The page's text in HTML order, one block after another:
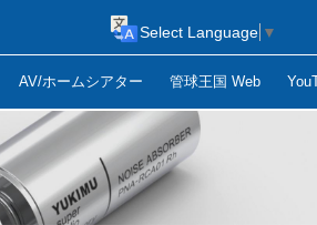
AV/ホームシアター 管球王国 Web
Select Language ▼